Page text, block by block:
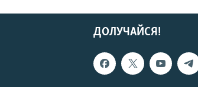
ДОЛУЧАЙСЯ!